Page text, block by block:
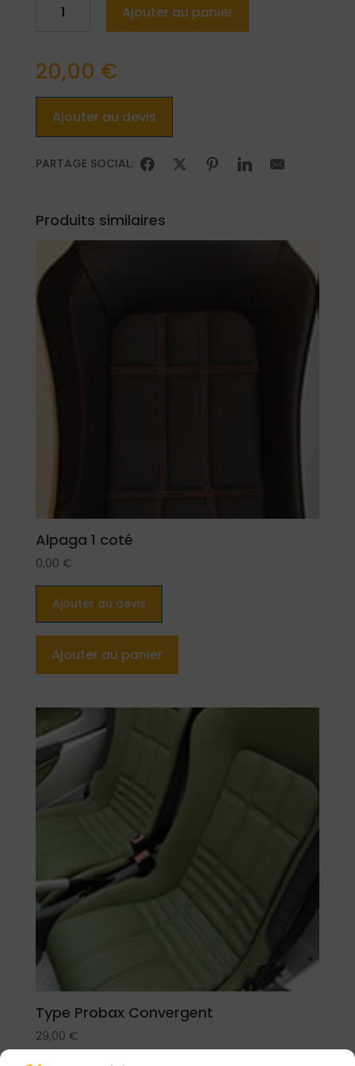
20,00 €
Ajouter au panier
Ajouter au devis
PARTAGE SOCIAL:
Produits similaires
Alpaga 1 coté
0,00 €
Ajouter au devis
Ajouter au panier
Type Probax Convergent
29,00 €